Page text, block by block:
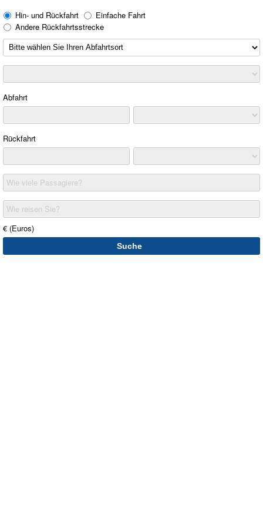
Hin- und Rückfahrt
Einfache Fahrt
Andere Rückfahrtsstrecke
Abfahrt
Rückfahrt
Wie viele Passagiere?
Wie reisen Sie?
€ (Euros)
Suche